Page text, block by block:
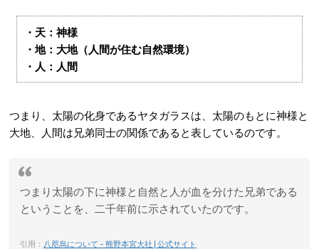
・天：神様
・地：大地（人間が住む自然環境）
・人：人間
つまり、太陽の化身であるヤタガラスは、太陽のもとに神様と
大地、人間は兄弟同士の関係であると表しているのです。
つまり太陽の下に神様と自然と人が血を分けた兄弟である
ということを、二千年前に示されていたのです。
引用： 八咫烏について – 熊野本宮大社 | 公式サイト